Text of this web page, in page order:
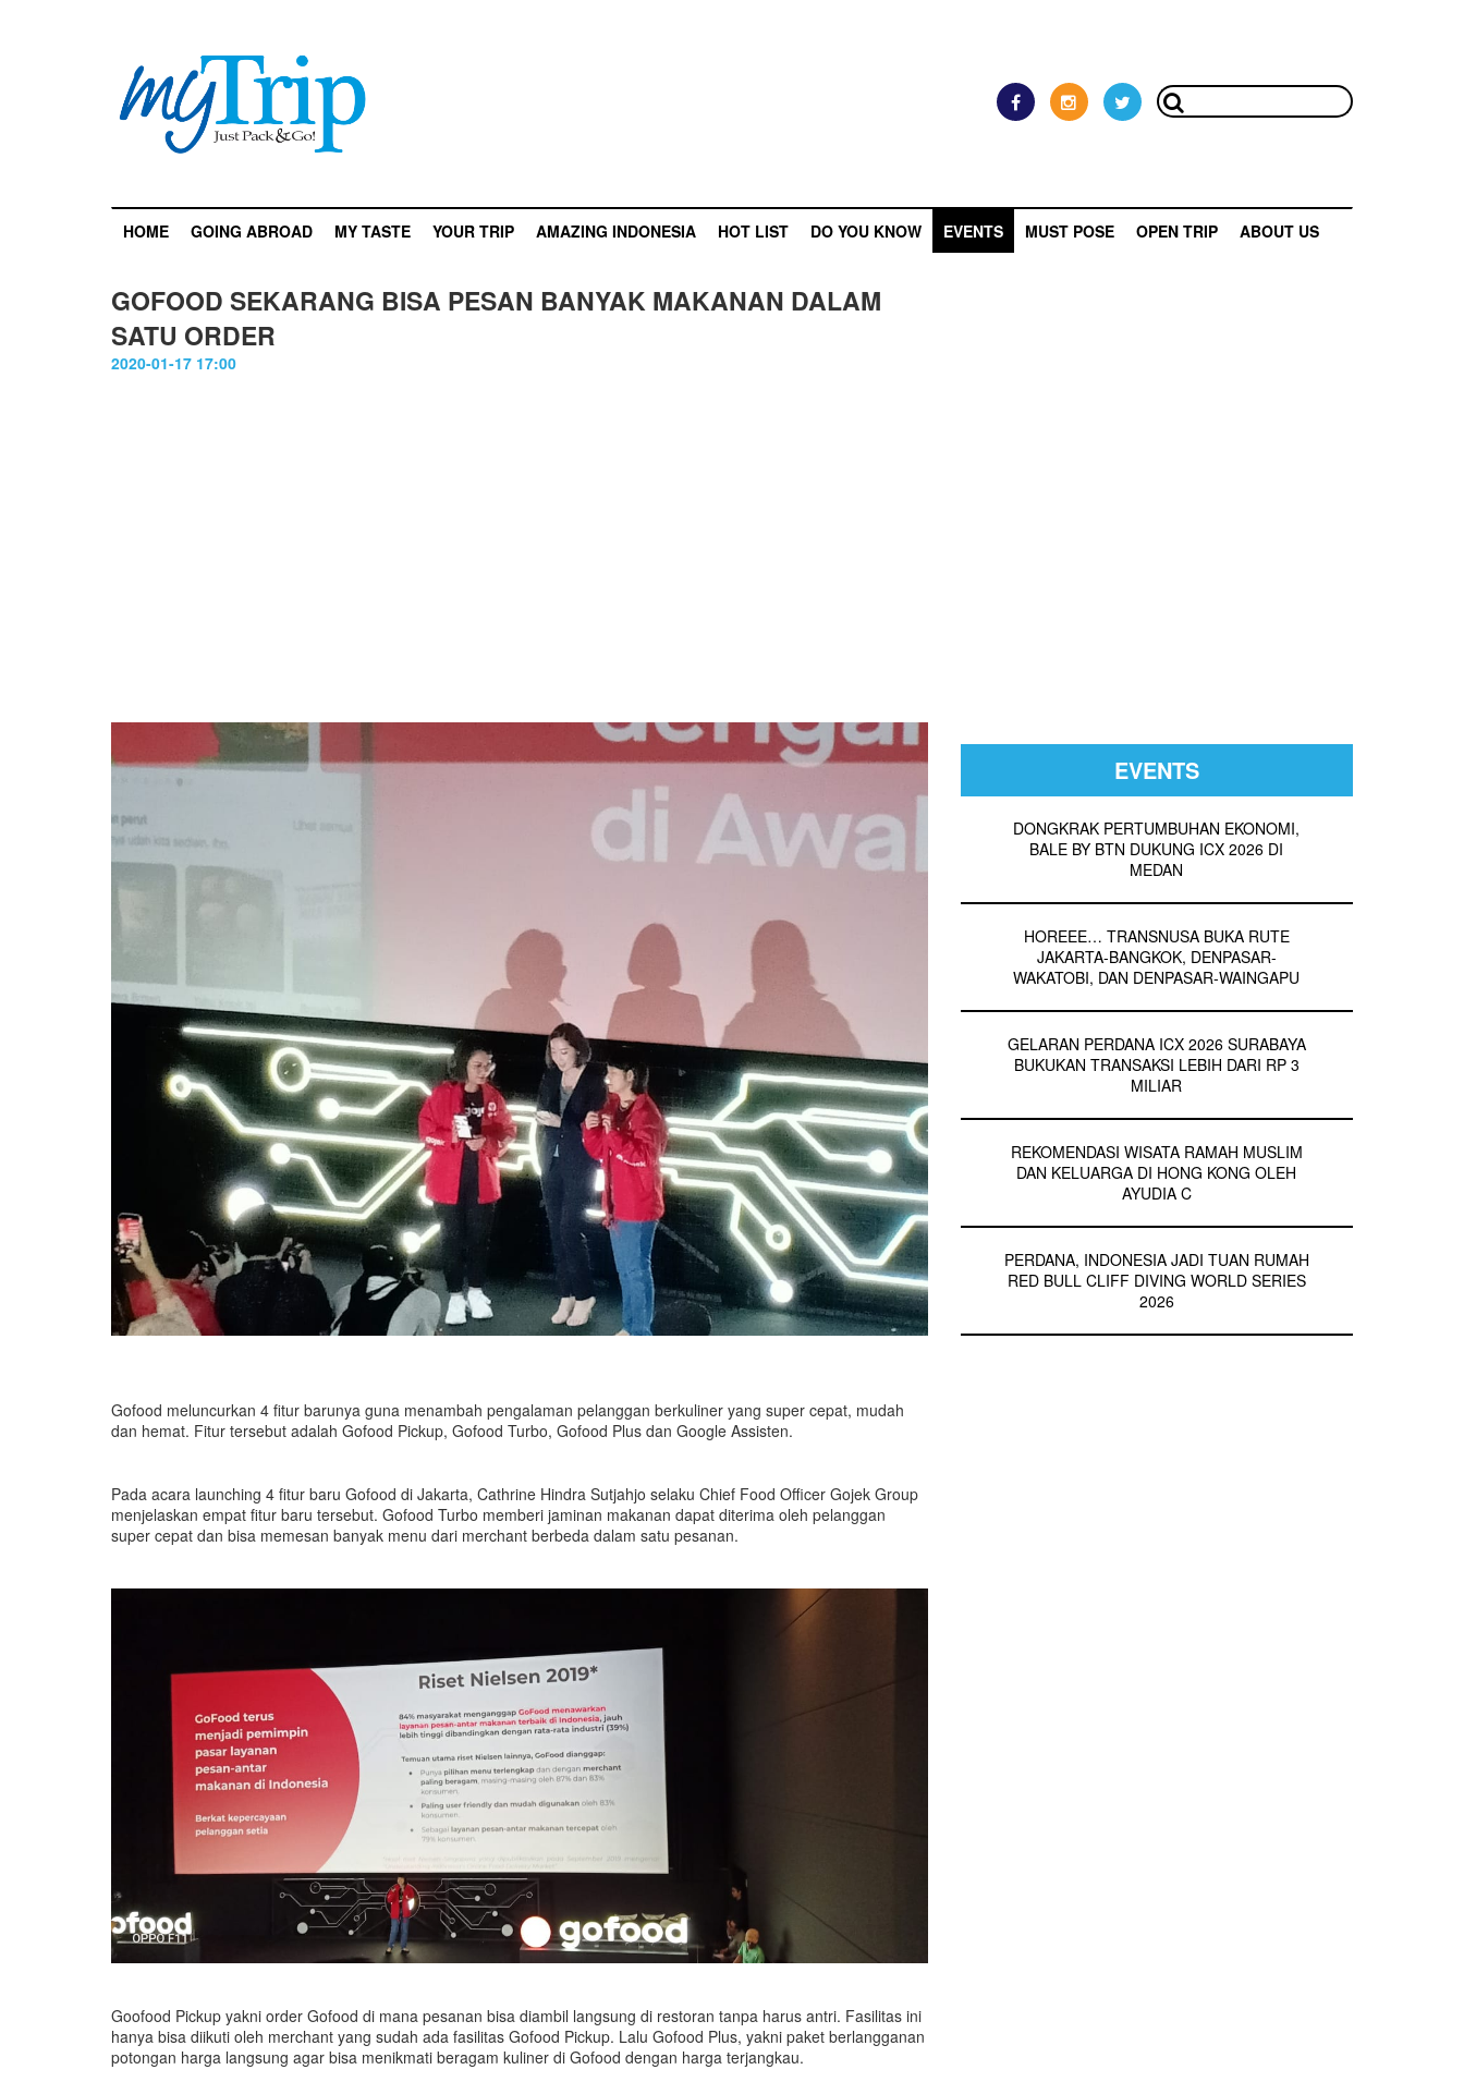
HOME GOING ABROAD MY TASTE YOUR TRIP AMAZING INDONESIA HOT LIST DO YOU KNOW EVENTS MUST POSE OPEN TRIP ABOUT US
GOFOOD SEKARANG BISA PESAN BANYAK MAKANAN DALAM
SATU ORDER
2020-01-17 17:00
Gofood meluncurkan 4 fitur barunya guna menambah pengalaman pelanggan berkuliner yang super cepat, mudah
dan hemat. Fitur tersebut adalah Gofood Pickup, Gofood Turbo, Gofood Plus dan Google Assisten.
Pada acara launching 4 fitur baru Gofood di Jakarta, Cathrine Hindra Sutjahjo selaku Chief Food Officer Gojek Group
menjelaskan empat fitur baru tersebut. Gofood Turbo memberi jaminan makanan dapat diterima oleh pelanggan
super cepat dan bisa memesan banyak menu dari merchant berbeda dalam satu pesanan.
Goofood Pickup yakni order Gofood di mana pesanan bisa diambil langsung di restoran tanpa harus antri. Fasilitas ini
hanya bisa diikuti oleh merchant yang sudah ada fasilitas Gofood Pickup. Lalu Gofood Plus, yakni paket berlangganan
potongan harga langsung agar bisa menikmati beragam kuliner di Gofood dengan harga terjangkau.
EVENTS
DONGKRAK PERTUMBUHAN EKONOMI,
BALE BY BTN DUKUNG ICX 2026 DI
MEDAN
HOREEE… TRANSNUSA BUKA RUTE
JAKARTA-BANGKOK, DENPASAR-
WAKATOBI, DAN DENPASAR-WAINGAPU
GELARAN PERDANA ICX 2026 SURABAYA
BUKUKAN TRANSAKSI LEBIH DARI RP 3
MILIAR
REKOMENDASI WISATA RAMAH MUSLIM
DAN KELUARGA DI HONG KONG OLEH
AYUDIA C
PERDANA, INDONESIA JADI TUAN RUMAH
RED BULL CLIFF DIVING WORLD SERIES
2026